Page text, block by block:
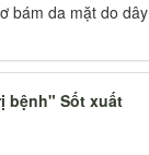
bám da mặt do dây
bệnh" Sốt xuất